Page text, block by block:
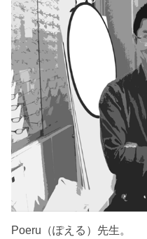
Poeru（ぽえる）先生。